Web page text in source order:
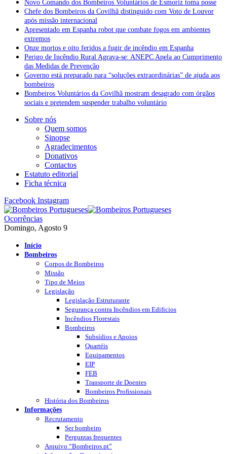
Novo Comando dos Bombeiros Voluntários de Esmoriz toma posse
Chefe dos Bombeiros da Covilhã distinguido com Voto de Louvor
após missão internacional
Apresentado em Espanha robot que combate fogos em ambientes
extremos
Onze mortos e oito feridos a fugir de incêndio em Espanha
Perigo de Incêndio Rural Agrava-se: ANEPC Apela ao Cumprimento
das Medidas de Prevenção
Governo está preparado para “soluções extraordinárias” de ajuda aos
bombeiros
Bombeiros Voluntários da Covilhã mostram desagrado com órgãos
sociais e pretendem suspender trabalho voluntário
Sobre nós
Quem somos
Sinopse
Agradecimentos
Donativos
Contactos
Estatuto editorial
Ficha técnica
Facebook Instagram
Ocorrências
Domingo, Agosto 9
Início
Bombeiros
Corpos de Bombeiros
Missão
Tipo de Meios
Legislação
Legislação Estruturante
Segurança contra Incêndios em Edificios
Incêndios Florestais
Bombeiros
Subsídios e Apoios
Quartéis
Equipamentos
EIP
FEB
Transporte de Doentes
Bombeiros Profissionais
História dos Bombeiros
Informações
Recrutamento
Ser bombeiro
Perguntas frequentes
Arquivo “Bombeiros.pt”